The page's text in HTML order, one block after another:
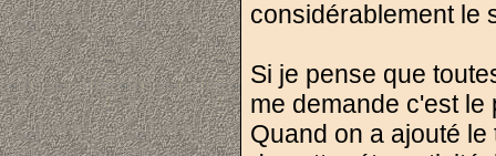
considérablement le
Si je pense que
me demande c'est
Quand on a ajouté